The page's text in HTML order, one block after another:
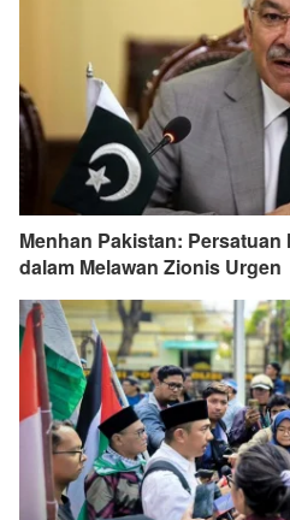
Menhan Pakistan: Persatuan
dalam Melawan Zionis Urgen